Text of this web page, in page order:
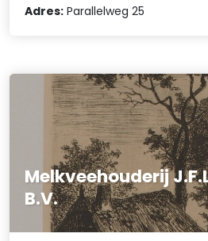
Adres: Parallelweg 25
Melkveehouderij
B.V.